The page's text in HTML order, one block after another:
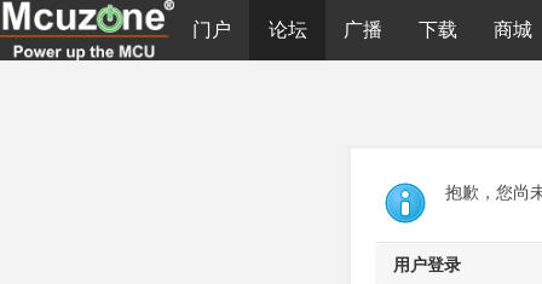
门户 论坛 广播 下载 商城
抱歉，您尚
用户登录